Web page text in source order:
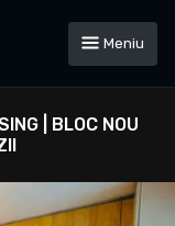
Meniu
| BLOC NOU